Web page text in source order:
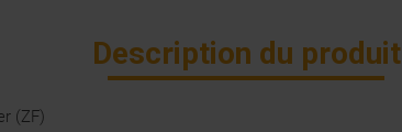
Description du produit
(ZF)